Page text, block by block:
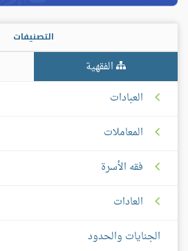
التصنيفات
الفقهية
العبادات
المعاملات
فقه الأسرة
العادات
الجنايات والحدود